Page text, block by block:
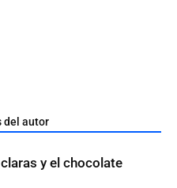
del autor
y el chocolate